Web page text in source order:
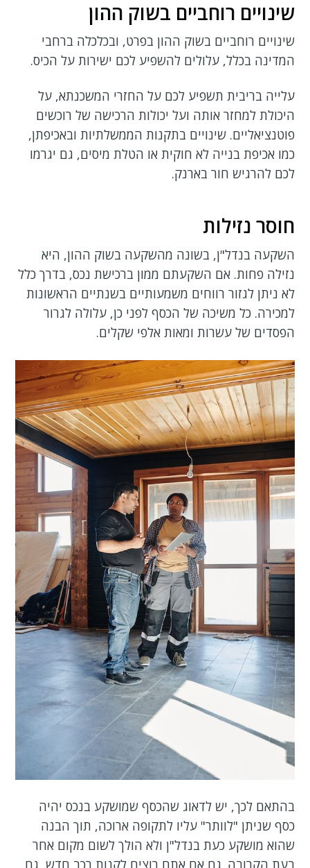
שינויים רוחביים בשוק ההון
שינויים רוחביים בשוק ההון בפרט, ובכלכלה ברחבי
המדינה בכלל, עלולים להשפיע לכם ישירות על הכיס.
עלייה בריבית תשפיע לכם על החזרי המשכנתא, על
היכולת למחזר אותה ועל יכולות הרכישה של רוכשים
פוטנציאליים. שינויים בתקנות הממשלתיות ובאכיפתן,
כמו אכיפת בנייה לא חוקית או הטלת מיסים, גם יגרמו
לכם להרגיש חור בארנק.
חוסר נזילות
השקעה בנדל"ן, בשונה מהשקעה בשוק ההון, היא
נזילה פחות. אם השקעתם ממון ברכישת נכס, בדרך כלל
לא ניתן לגזור רווחים משמעותיים בשנתיים הראשונות
למכירה. כל משיכה של הכסף לפני כן, עלולה לגרור
הפסדים של עשרות ומאות אלפי שקלים.
בהתאם לכך, יש לדאוג שהכסף שמושקע בנכס יהיה
כסף שניתן "לוותר" עליו לתקופה ארוכה, תוך הבנה
שהוא מושקע כעת בנדל"ן ולא הולך לשום מקום אחר
בעת הקרובה. גם אם אתם רוצים לקנות רכב חדש, גם